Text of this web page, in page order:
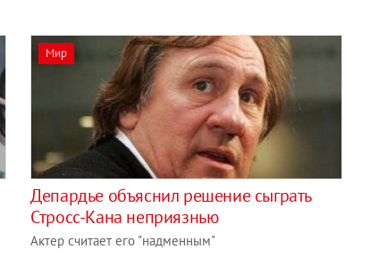
Мир
Депардье объяснил решение сыграть
Стросс-Кана неприязнью
Актер считает его "надменным"